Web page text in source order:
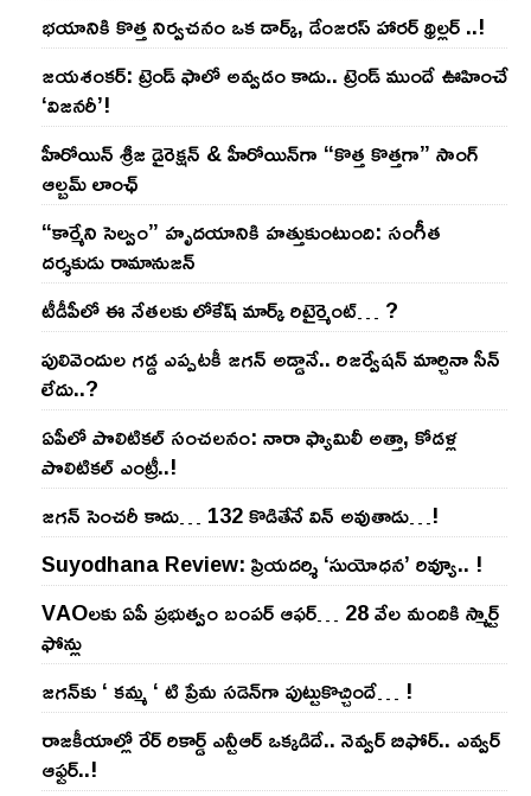
భయానికి కొత్త నిర్వచనం ఒక డార్క్, డేంజరస్ హారర్ థ్రిల్లర్ ..!
జయశంకర్: ట్రెండ్‌ ఫాలో అవ్వడం కాదు.. ట్రెండ్‌ ముందే ఊహించే
‘విజనరీ’!
హీరోయిన్ శ్రీజ డైరెక్ష‌న్ & హీరోయిన్‌గా “కొత్త కొత్తగా” సాంగ్
ఆల్బమ్ లాంఛ్
“కార్మేని సెల్వం” హృదయానికి హత్తుకుంటుంది: సంగీత
దర్శకుడు రామానుజన్
టీడీపీలో ఈ నేత‌ల‌కు లోకేష్ మార్క్ రిటైర్మెంట్‌… ?
పులివెందుల గ‌డ్డ ఎప్ప‌ట‌కీ జ‌గ‌న్ అడ్డానే.. రిజ‌ర్వేష‌న్ మార్చినా సీన్
లేదు..?
ఏపీలో పొలిటిక‌ల్ సంచ‌ల‌నం: నారా ఫ్యామిలీ అత్తా, కోడ‌ళ్ల
పొలిటికల్ ఎంట్రీ..!
జ‌గ‌న్ సెంచ‌రీ కాదు… 132 కొడితేనే విన్ అవుతాడు…!
Suyodhana Review: ప్రియదర్శి ‘సుయోధన’ రివ్యూ.. !
VAOల‌కు ఏపీ ప్ర‌భుత్వం బంప‌ర్ ఆఫ‌ర్‌… 28 వేల మందికి స్మార్ట్
ఫోన్లు
జ‌గ‌న్‌కు ‘ క‌మ్మ ‘ టి ప్రేమ స‌డెన్‌గా పుట్టుకొచ్చిందే… !
రాజ‌కీయాల్లో రేర్ రికార్డ్ ఎన్టీఆర్ ఒక్క‌డిదే.. నెవ్వ‌ర్ బిఫోర్‌.. ఎవ్వ‌ర్
ఆఫ్ట‌ర్‌..!